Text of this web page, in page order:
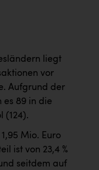
liegt
vor
Aufgrund der
es 89 in die
(124).
Mio. Euro
ist von 23,4 %
seitdem auf